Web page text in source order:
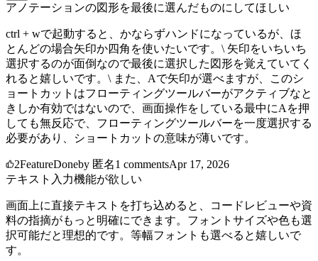
アノテーションの図形を最後に選んだものにしてほしい
ctrl + wで起動すると、かならずハンドになっているが、ほ
とんどの場合矢印か四角を使いたいです。\ 矢印をいちいち
選択するのが面倒なので最後に選択した図形を覚えていてく
れると嬉しいです。\ また、Aで矢印が選べますが、このシ
ョートカットはフローティングツールバーがアクティブなと
きしか有効ではないので、画面操作をしている最中にAを押
しても無反応で、フローティングツールバーを一度選択する
必要があり、ショートカットの意味が薄いです。
2FeatureDoneby 匿名1 commentsApr 17, 2026
テキスト入力機能が欲しい
画面上に直接テキストを打ち込めると、コードレビューや資
料の指摘がもっと明確にできます。フォントサイズや色も選
択可能だと理想的です。等幅フォントも選べると嬉しいで
す。